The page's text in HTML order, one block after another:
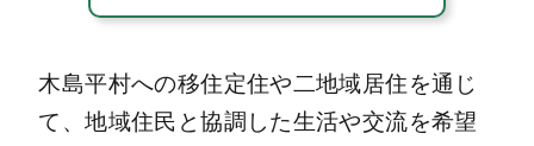
木島平村への移住定住や二地域居住を通じ
て、地域住民と協調した生活や交流を希望